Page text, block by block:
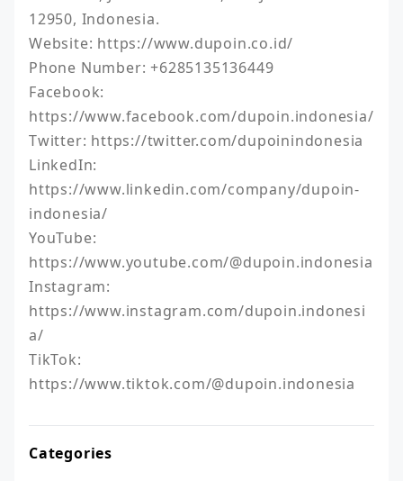
12950, Indonesia.
Website: https://www.dupoin.co.id/
Phone Number: +6285135136449
Facebook:
https://www.facebook.com/dupoin.indonesia/
Twitter: https://twitter.com/dupoinindonesia
LinkedIn:
https://www.linkedin.com/company/dupoin-
indonesia/
YouTube:
https://www.youtube.com/@dupoin.indonesia
Instagram:
https://www.instagram.com/dupoin.indonesi
a/
TikTok:
https://www.tiktok.com/@dupoin.indonesia
Categories